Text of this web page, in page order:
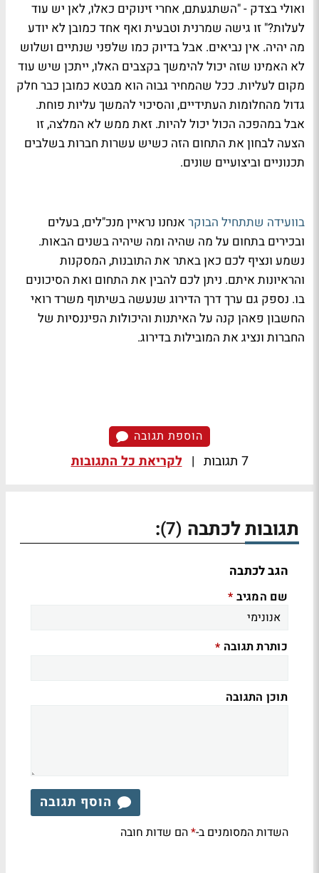
ואולי בצדק - "השתגעתם, אחרי זינוקים כאלו, לאן יש עוד
לעלות?" זו גישה שמרנית וטבעית ואף אחד כמובן לא יודע
מה יהיה. אין נביאים. אבל בדיוק כמו שלפני שנתיים ושלוש
לא האמינו שזה יכול להימשך בקצבים האלו, ייתכן שיש עוד
מקום לעליות. ככל שהמחיר גבוה הוא מבטא כמובן כבר חלק
גדול מהחלומות העתידיים, והסיכוי להמשך עליות פוחת.
אבל במהפכה הכול יכול להיות. זאת ממש לא המלצה, זו
הצעה לבחון את התחום הזה כשיש עשרות חברות בשלבים
תכנוניים וביצועיים שונים.
בוועידה שתתחיל הבוקר אנחנו נראיין מנכ"לים, בעלים
ובכירים בתחום על מה שהיה ומה שיהיה בשנים הבאות.
נשמע ונציף לכם כאן באתר את התובנות, המסקנות
והראיונות איתם. ניתן לכם להבין את התחום ואת הסיכונים
בו. נספק גם ערך דרך הדירוג שנעשה בשיתוף משרד רואי
החשבון פאהן קנה על האיתנות והיכולות הפיננסיות של
החברות ונציג את המובילות בדירוג.
הוספת תגובה
7 תגובות | לקריאת כל התגובות
תגובות לכתבה (7)
:
הגב לכתבה
שם המגיב *
כותרת תגובה *
תוכן התגובה
הוסף תגובה
השדות המסומנים ב-*הם שדות חובה